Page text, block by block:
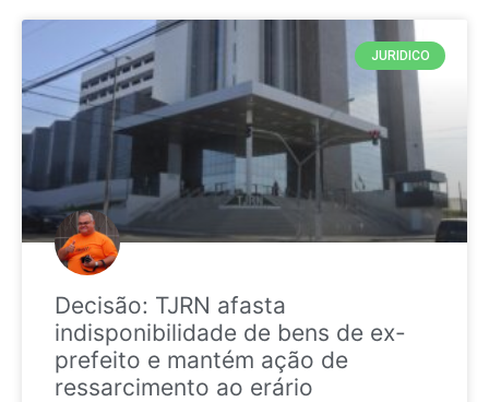
JURIDICO
Decisão: TJRN afasta
indisponibilidade de bens de ex-
prefeito e mantém ação de
ressarcimento ao erário